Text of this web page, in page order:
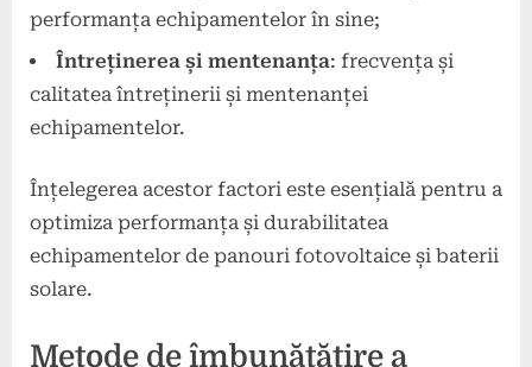
performanța echipamentelor în sine;
Întreținerea și mentenanța: frecvența și
calitatea întreținerii și mentenanței
echipamentelor.
Înțelegerea acestor factori este esențială pentru a
optimiza performanța și durabilitatea
echipamentelor de panouri fotovoltaice și baterii
solare.
Metode de îmbunătățire a